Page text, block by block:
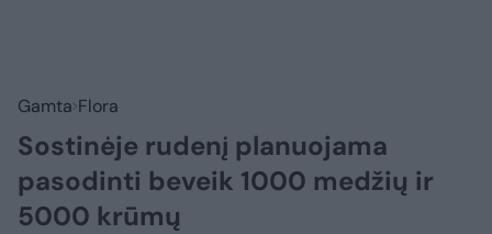
Gamta Flora
Sostinėje rudenį planuojama
pasodinti beveik 1000 medžių ir
5000 krūmų